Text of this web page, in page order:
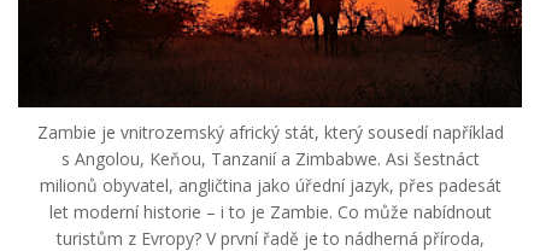
Zambie je vnitrozemský africký stát, který sousedí například
s Angolou, Keňou, Tanzanií a Zimbabwe. Asi šestnáct
milionů obyvatel, angličtina jako úřední jazyk, přes padesát
let moderní historie – i to je Zambie. Co může nabídnout
turistům z Evropy? V první řadě je to nádherná příroda,